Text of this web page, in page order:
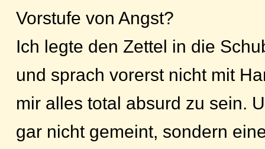
Vorstufe von Angst?
Ich legte den Zettel in die
und sprach vorerst nicht mit
mir alles total absurd zu sein.
gar nicht gemeint, sondern